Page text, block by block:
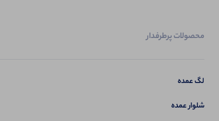
محصولات پرطرفدار
لگ عمده
شلوار عمده